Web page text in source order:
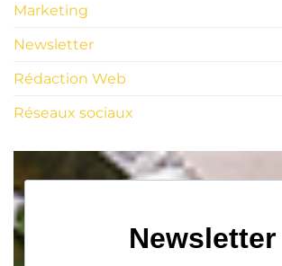
Marketing
Newsletter
Rédaction Web
Réseaux sociaux
Newsletter